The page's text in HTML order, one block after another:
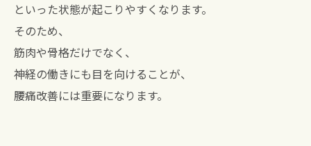
といった状態が起こりやすくなります。
そのため、
筋肉や骨格だけでなく、
神経の働きにも目を向けることが、
腰痛改善には重要になります。